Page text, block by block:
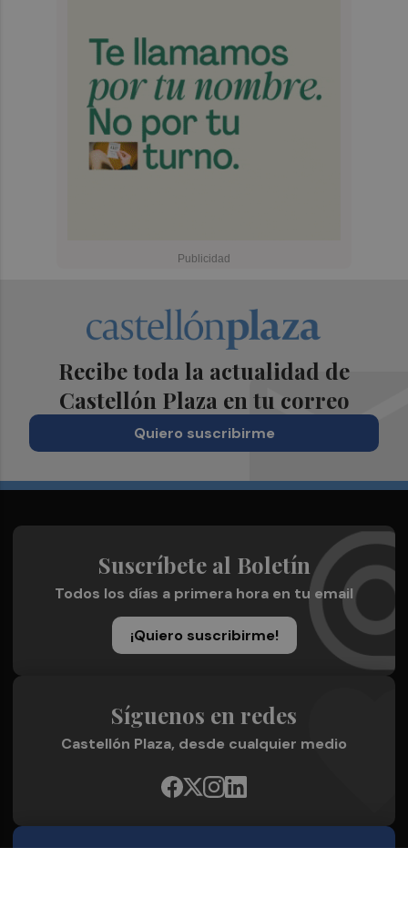
Recibe toda la actualidad de
Castellón Plaza en tu correo
Quiero suscribirme
Suscríbete al Boletín
Todos los días a primera hora en tu email
¡Quiero suscribirme!
Síguenos en redes
Castellón Plaza, desde cualquier medio